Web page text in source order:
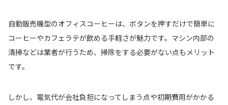
自動販売機型のオフィスコーヒーは、ボタンを押すだけで簡単に
コーヒーやカフェラテが飲める手軽さが魅力です。マシン内部の
清掃などは業者が行うため、掃除をする必要がない点もメリット
です。
しかし、電気代が会社負担になってしまう点や初期費用がかかる